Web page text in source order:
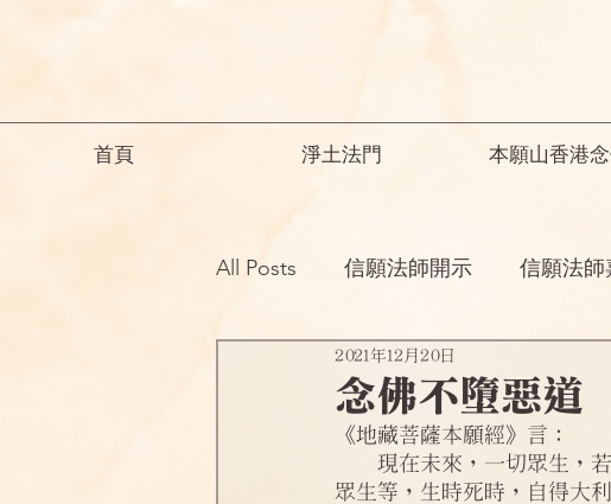
首頁 淨土法門 本願山香港
All Posts 信願法師開示 信願法師
祖師開示 諸師勸勉助念開示
一般故事 菩薩
念佛不墮惡道
2021年12月20日
《地藏菩薩本願經》言：
眾生等，生時死時，自得大